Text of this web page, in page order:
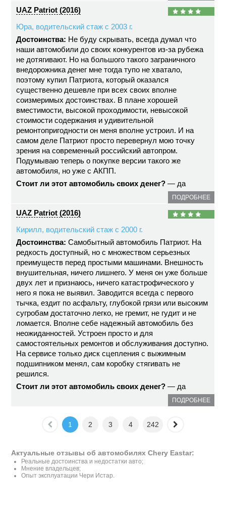
UAZ Patriot (2016)
Юра, водительский стаж с 2003 г.
Достоинства: Не буду скрывать, всегда думал что
наши автомобили до своих конкурентов из-за рубежа
не дотягивают. Но на большого такого заграничного
внедорожника денег мне тогда тупо не хватало,
поэтому купил Патриота, который оказался
существенно дешевле при всех своих вполне
соизмеримых достоинствах. В плане хорошей
вместимости, высокой проходимости, невысокой
стоимости содержания и удивительной
ремонтопригодности он меня вполне устроил. И на
самом деле Патриот просто перевернул мою точку
зрения на современный российский автопром.
Подумываю теперь о покупке версии такого же
автомобиля, но уже с АКПП.
Стоит ли этот автомобиль своих денег? — да
ПОДРОБНЕЕ
UAZ Patriot (2016)
Кирилл, водительский стаж с 2000 г.
Достоинства: Самобытный автомобиль Патриот. На
редкость доступный, но с множеством серьезных
преимуществ перед простыми машинами. Внешность
внушительная, ничего лишнего. У меня он уже больше
двух лет и признаюсь, ничего катастрофического у
него я пока не выявил. Заводится всегда с первого
тычка, ездит по асфальту, глубокой грязи или высоким
сугробам достаточно легко, не гремит, не гудит и не
ломается. Вполне себе надежный автомобиль без
неожиданностей. Устроен просто и для
самостоятельных ремонтов и обслуживания доступно.
На сервисе только диск сцепления с выжимным
подшипником менял, сам коробку стягивать не
решился.
Стоит ли этот автомобиль своих денег? — да
ПОДРОБНЕЕ
1 2 3 4 242
Актуальные отзывы об автомобилях Chery Eastar:
Реальные достоинства и недостатки авто;
Мнение владельцев;
Опыт эксплуатации Чери Истар.